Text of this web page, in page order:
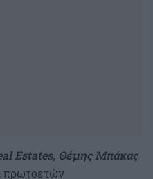
Estates, Θέμης Μπάκας
πρωτοετών